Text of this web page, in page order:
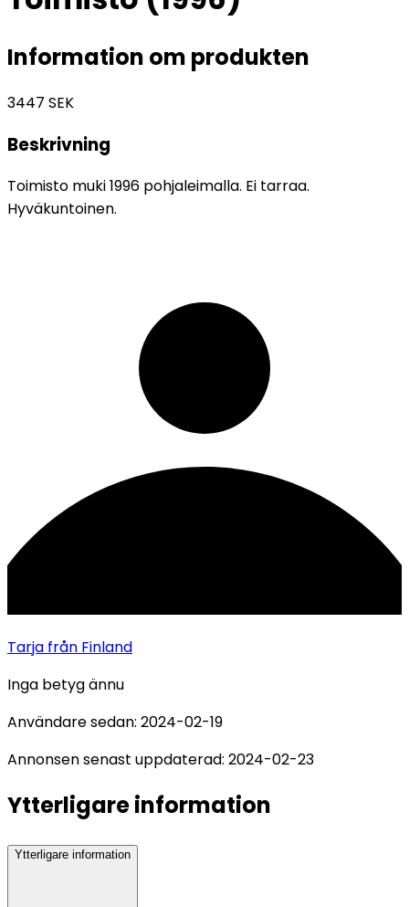
Information om produkten
3447 SEK
Beskrivning
Toimisto muki 1996 pohjaleimalla. Ei tarraa.
Hyväkuntoinen.
Tarja från Finland
Inga betyg ännu
Användare sedan: 2024-02-19
Annonsen senast uppdaterad: 2024-02-23
Ytterligare information
Ytterligare information